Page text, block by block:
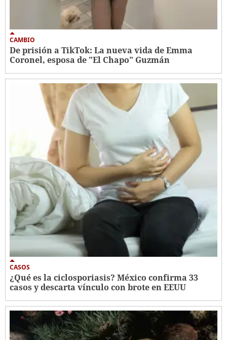
CAMBIO
De prisión a TikTok: La nueva vida de Emma
Coronel, esposa de "El Chapo" Guzmán
CASOS
¿Qué es la ciclosporiasis? México confirma 33
casos y descarta vínculo con brote en EEUU